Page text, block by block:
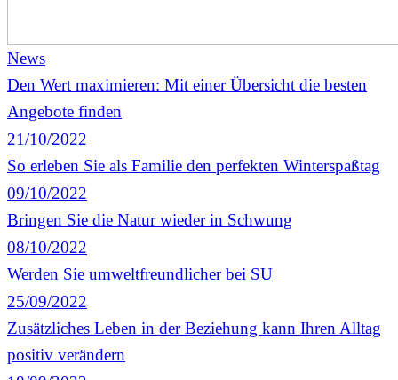
News
Den Wert maximieren: Mit einer Übersicht die besten
Angebote finden
21/10/2022
So erleben Sie als Familie den perfekten Winterspaßtag
09/10/2022
Bringen Sie die Natur wieder in Schwung
08/10/2022
Werden Sie umweltfreundlicher bei SU
25/09/2022
Zusätzliches Leben in der Beziehung kann Ihren Alltag
positiv verändern